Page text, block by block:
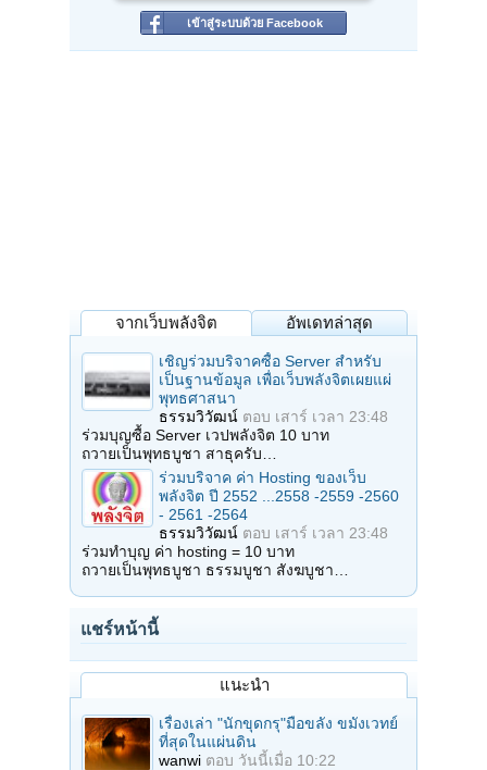
เข้าสู่ระบบด้วย Facebook
จากเว็บพลังจิต อัพเดทล่าสุด
เชิญร่วมบริจาคซื้อ Server สำหรับ
เป็นฐานข้อมูล เพื่อเว็บพลังจิตเผยแผ่
พุทธศาสนา
ธรรมวิวัฒน์ ตอบ เสาร์ เวลา 23:48
ร่วมบุญซื้อ Server เวปพลังจิต 10 บาท
ถวายเป็นพุทธบูชา สาธุครับ…
ร่วมบริจาค ค่า Hosting ของเว็บ
พลังจิต ปี 2552 ...2558 -2559 -2560
- 2561 -2564
ธรรมวิวัฒน์ ตอบ เสาร์ เวลา 23:48
ร่วมทำบุญ ค่า hosting = 10 บาท
ถวายเป็นพุทธบูชา ธรรมบูชา สังฆบูชา…
แชร์หน้านี้
แนะนำ
เรื่องเล่า "นักขุดกรุ"มือขลัง ขมังเวทย์
ที่สุดในแผ่นดิน
wanwi ตอบ วันนี้เมื่อ 10:22